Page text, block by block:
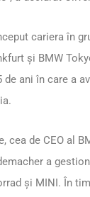
cariera în
și BMW
de ani în care a
cea de CEO al
a
și MINI. În